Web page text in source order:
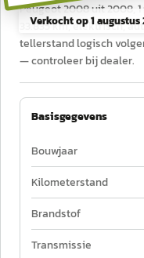
Verkocht op1 augustus
Peugeot 2008 uit 2008,
33.835 km, elektrisch,
tellerstand logisch
— controleer bij dealer.
Basisgegevens
Bouwjaar
Kilometerstand
Brandstof
Transmissie